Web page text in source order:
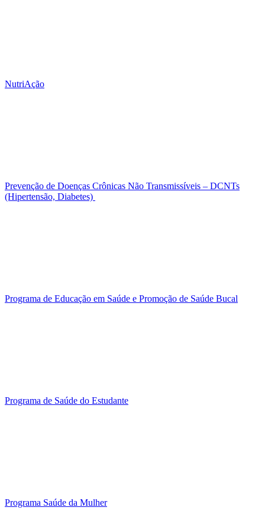
NutriAção
Prevenção de Doenças Crônicas Não Transmissíveis – DCNTs
(Hipertensão, Diabetes)
Programa de Educação em Saúde e Promoção de Saúde Bucal
Programa de Saúde do Estudante
Programa Saúde da Mulher